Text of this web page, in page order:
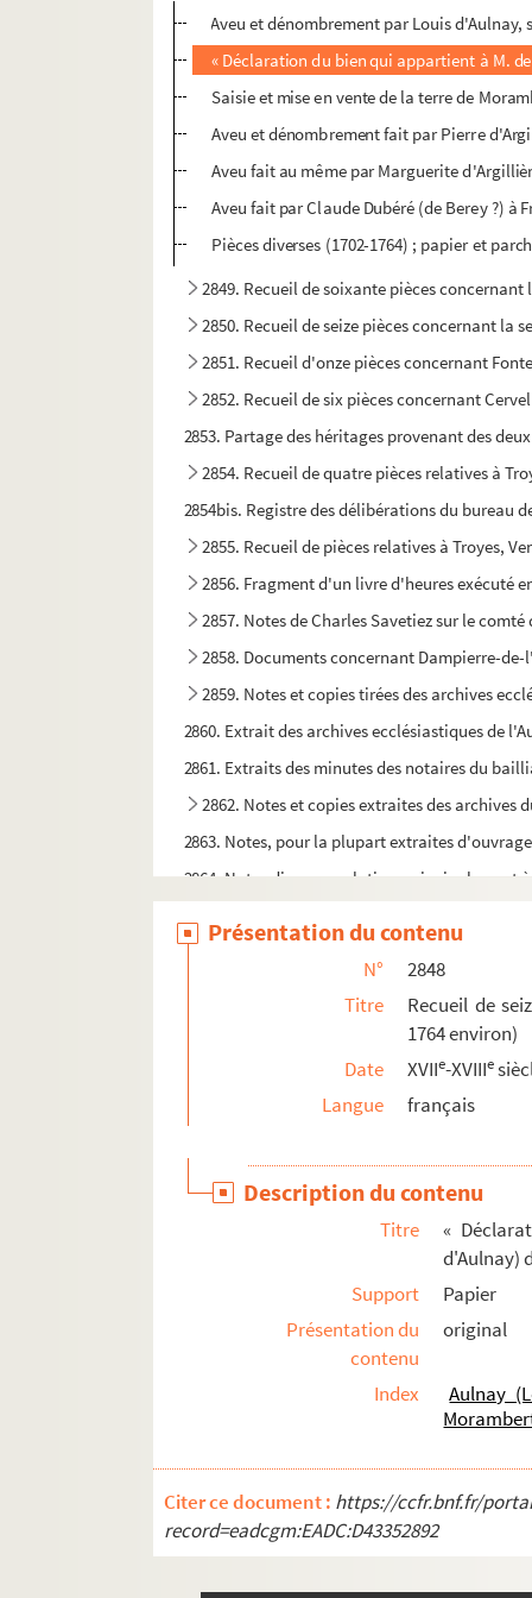
Aveu et dénombrement par Louis
« Déclaration du bien qui appartient à M.
Saisie et mise en vente de la terre de
Aveu et dénombrement fait par Pierre
Aveu fait au même par Marguerite
Aveu fait par Claude Dubéré (de Berey ?) à
Pièces diverses (1702-1764) ; papier et
2849. Recueil de soixante pièces
2850. Recueil de seize pièces concernant la
2851. Recueil d'onze pièces concernant
2852. Recueil de six pièces concernant
2853. Partage des héritages provenant des
2854. Recueil de quatre pièces relatives à
2854bis. Registre des délibérations du bureau
2855. Recueil de pièces relatives à Troyes,
2856. Fragment d'un livre d'heures exécuté
2857. Notes de Charles Savetiez sur le comté
2858. Documents concernant Dampierre-
2859. Notes et copies tirées des archives
2860. Extrait des archives ecclésiastiques de
2861. Extraits des minutes des notaires du
2862. Notes et copies extraites des archives
2863. Notes, pour la plupart extraites
2864. Notes diverses, relatives principalement
2866. « Tableau des mesures de longueur,
2868. « Le prélat françois, ou Éloge de la vie,
2869. « Précis de la vie de six religieux de
2870. « Précis de faits relatifs à la persécution
2872. « Bref discours des voyages de
2873. Recueil de pièces relatives à la bulle
2874. « Adresse du peuple de S. Mards-en-
2875. Livre de comptes pour les domestiques
2876. « Office du saint baptesme, en françois »
2877. Registre des délibérations du
2878. Pièces relatives à l'école secondaire
, par Joffrin-
2880. Variétés, par Joffrin-Desjardins
2881. Trente-deux narrations sur l'histoire de
2882. Évangile selon saint Mathieu,
Présentation du contenu
N°
2848
Titre
Recueil de
1764 environ)
Date
XVIIe-XVIIIe
Langue
français
Description du contenu
Titre
«
d'Aulnay)
Support
Papier
Présentation du
contenu
original
Index
Aulnay
Citer ce document : https://ccfr.bnf.fr/
record=eadcgm:EADC:D43352892